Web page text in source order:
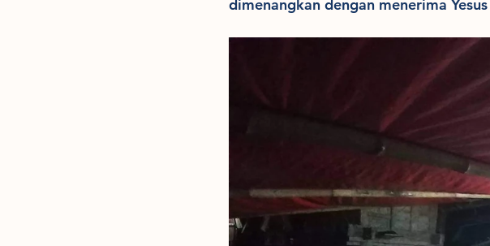
dimenangkan dengan menerima